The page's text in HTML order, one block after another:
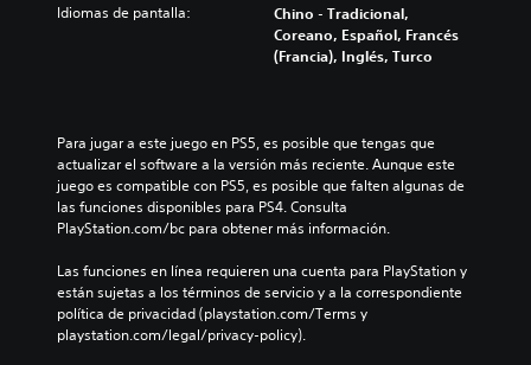
Idiomas de pantalla:
Chino - Tradicional,
Coreano, Español, Francés
(Francia), Inglés, Turco
Para jugar a este juego en PS5, es posible que tengas que
actualizar el software a la versión más reciente. Aunque este
juego es compatible con PS5, es posible que falten algunas de
las funciones disponibles para PS4. Consulta
PlayStation.com/bc para obtener más información.
Las funciones en línea requieren una cuenta para PlayStation y
están sujetas a los términos de servicio y a la correspondiente
política de privacidad (playstation.com/Terms y
playstation.com/legal/privacy-policy).